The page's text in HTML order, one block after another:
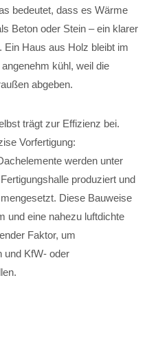
bedeutet, dass es Wärme
Beton oder Stein – ein klarer
Ein Haus aus Holz bleibt im
kühl, weil die
abgeben.
trägt zur Effizienz bei.
Vorfertigung:
werden unter
produziert und
Diese Bauweise
und eine nahezu luftdichte
Faktor, um
und KfW- oder